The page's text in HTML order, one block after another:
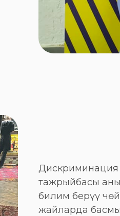
Дискриминация
тажрыйбасы
билим берүү
жайларда